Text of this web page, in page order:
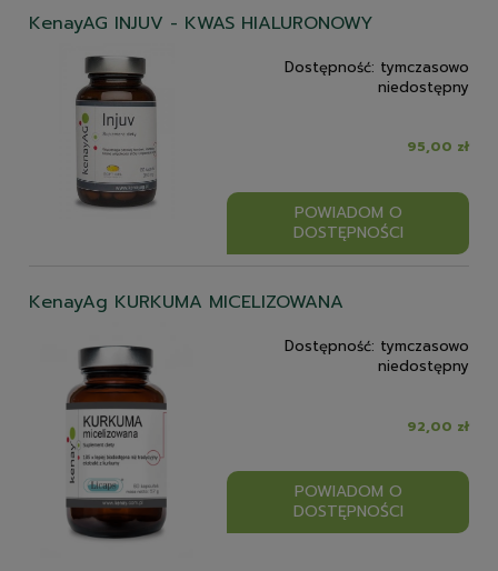
KenayAG INJUV - KWAS HIALURONOWY
Dostępność: tymczasowo
niedostępny
95,00 zł
POWIADOM O
DOSTĘPNOŚCI
KenayAg KURKUMA MICELIZOWANA
Dostępność: tymczasowo
niedostępny
92,00 zł
POWIADOM O
DOSTĘPNOŚCI